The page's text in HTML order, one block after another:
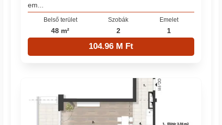
em...
Belső terület
48 m²
Szobák
2
Emelet
1
104.96 M Ft